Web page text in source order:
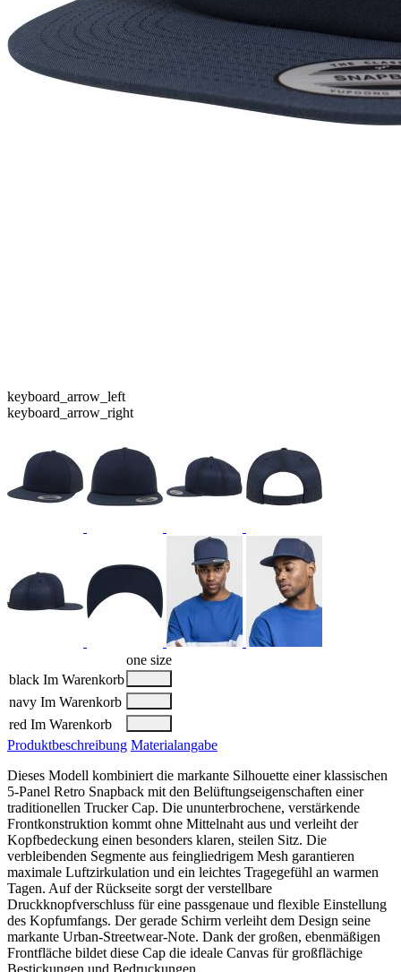
keyboard_arrow_left
keyboard_arrow_right
one size
black Im Warenkorb
navy Im Warenkorb
red Im Warenkorb
Produktbeschreibung Materialangabe
Dieses Modell kombiniert die markante Silhouette einer klassischen
5-Panel Retro Snapback mit den Belüftungseigenschaften einer
traditionellen Trucker Cap. Die ununterbrochene, verstärkende
Frontkonstruktion kommt ohne Mittelnaht aus und verleiht der
Kopfbedeckung einen besonders klaren, steilen Sitz. Die
verbleibenden Segmente aus feingliedrigem Mesh garantieren
maximale Luftzirkulation und ein leichtes Tragegefühl an warmen
Tagen. Auf der Rückseite sorgt der verstellbare
Druckknopfverschluss für eine passgenaue und flexible Einstellung
des Kopfumfangs. Der gerade Schirm verleiht dem Design seine
markante Urban-Streetwear-Note. Dank der großen, ebenmäßigen
Frontfläche bildet diese Cap die ideale Canvas für großflächige
Bestickungen und Bedruckungen.